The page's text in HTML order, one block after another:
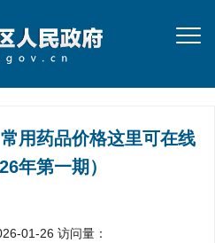
用药品价格这里可在线
年第一期）
01-26 访问量：